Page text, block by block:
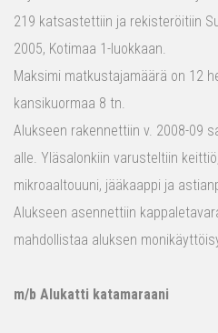
219 katsastettiin ja rekisteröitiin
2005, Kotimaa 1-luokkaan.
Maksimi matkustajamäärä on 12
kansikuormaa 8 tn.
Alukseen rakennettiin v. 2008-09
alle. Yläsalonkiin varusteltiin
mikroaaltouuni, jääkaappi ja
Alukseen asennettiin
mahdollistaa aluksen
m/b Alukatti katamaraani